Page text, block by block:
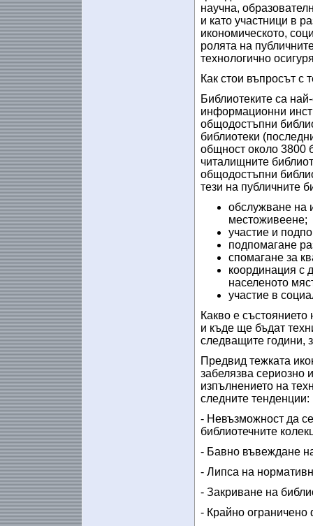
научна,
и като участници в
икономическото,
ролята на
технологично
Как стои въпросът с
Библиотеките са
информационни
общодостъпни
библиотеки
общност около 3800
читалищните
общодостъпни
тези на публичните
обслужване на
местоживеене;
участие и
подпомагане
спомагане за
координация с
населеното
участие в
Какво е
и къде ще бъдат
следващите години,
Предвид тежката
забелязва сериозно
изпълнението на
следните тенденции:
- Невъзможност да
библиотечните
- Бавно въвеждане
- Липса на
- Закриване на
- Крайно